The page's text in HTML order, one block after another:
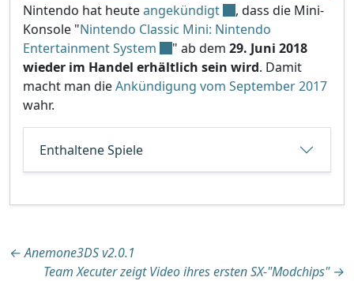
Nintendo hat heuteangekündigt
, dass die Mini-
Konsole "Nintendo Classic Mini: Nintendo
Entertainment System
" ab dem 29. Juni 2018
wieder im Handel erhältlich sein wird. Damit
macht man dieAnkündigung vom September 2017
wahr.
Enthaltene Spiele
Beitragsnavigation
← Anemone3DS v2.0.1
Team Xecuter zeigt Video ihres ersten SX-"Modchips" →